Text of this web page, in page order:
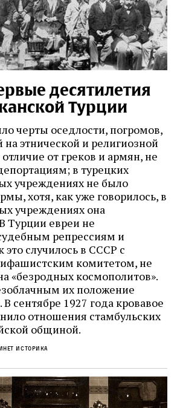
десятилетия
Турции
черты оседлости, погромов,
этнической и религиозной
от греков и армян, не
в турецких
учреждениях не было
хотя, как уже говорилось, в
учреждениях она
Турции евреи не
репрессиям и
это случилось в СССР с
комитетом, не
«безродных космополитов».
их положение
В сентябре 1927 года кровавое
отношения стамбульских
общиной.
историка